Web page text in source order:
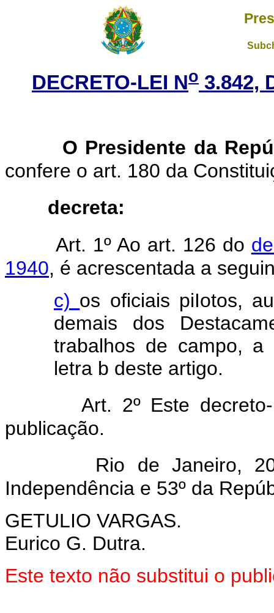
DECRETO-LEI No 3.842,
O Presidente da
confere o art. 180 da
decreta:
Art. 1º Ao art. 126 do
1940, é acrescentada a
c) os oficiais piIotos,
demais dos
trabalhos de campo,
letra b deste artigo.
Art. 2º Este
publicação.
Rio de Janeiro,
Independência e 53º da
GETULIO VARGAS.
Eurico G. Dutra.
Este texto não substitui o